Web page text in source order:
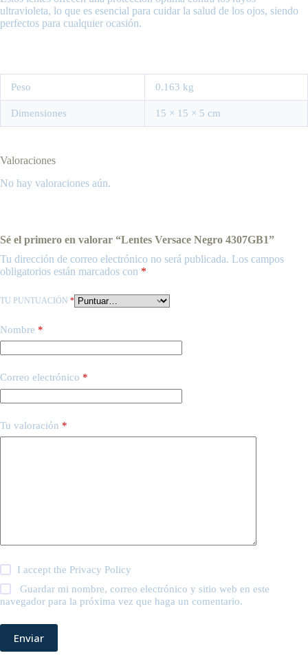
ultravioleta, lo que es esencial para cuidar la salud de los ojos, siendo
perfectos para cualquier ocasión.
Peso 0.163 kg
Dimensiones 15 × 15 × 5 cm
Valoraciones
No hay valoraciones aún.
Sé el primero en valorar “Lentes Versace Negro 4307GB1”
Tu dirección de correo electrónico no será publicada. Los campos
obligatorios están marcados con *
TU PUNTUACIÓN *
Nombre *
Correo electrónico *
Tu valoración *
I accept the Privacy Policy
Guardar mi nombre, correo electrónico y sitio web en este
navegador para la próxima vez que haga un comentario.
Enviar